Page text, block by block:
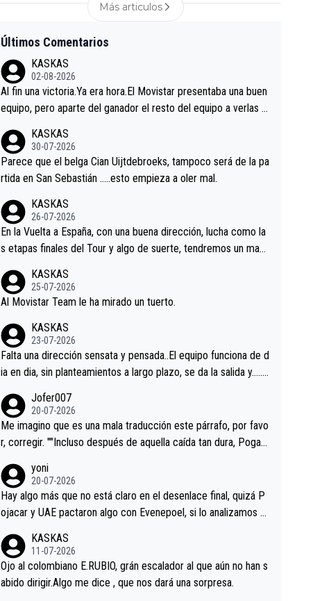
Más articulos
Últimos Comentarios
KASKAS
02-08-2026
Al fin una victoria.Ya era hora.El Movistar presentaba una buen
equipo, pero aparte del ganador el resto del equipo a verlas v
es.La única buena noticia es la mejoría de Enric Más en San S
ebastian.Si en la Vuelta a Burgos sigue la mejoría, podríamos t
ener alguna sorpresa en la Vuelta.Ojalá.
KASKAS
30-07-2026
Parece que el belga Cian Uijtdebroeks, tampoco será de la pa
rtida en San Sebastián …..esto empieza a oler mal.
KASKAS
26-07-2026
En la Vuelta a España, con una buena dirección, lucha como la
s etapas finales del Tour y algo de suerte, tendremos un magn
KASKAS
25-07-2026
Al Movistar Team le ha mirado un tuerto.
KASKAS
23-07-2026
Falta una dirección sensata y pensada..El equipo funciona de d
ia en dia, sin planteamientos a largo plazo, se da la salida y…..v
a, Minguez, Velez etc etc.Me da pena vivir estos momentos t
an tristes sin victorias.
Jofer007
20-07-2026
Me imagino que es una mala traducción este párrafo, por favo
r, corregir. ""Incluso después de aquella caída tan dura, Pogac
rd permaneció pegado a su rueda. Parecía increíble la forma
en la que era capaz de controlar el miedo", recordó."
yoni
20-07-2026
Hay algo más que no está claro en el desenlace final, quizá P
ojacar y UAE pactaron algo con Evenepoel, si lo analizamos P
casi sin pedalear, luego está el saludo con Evenepoel dándose
la mano de una manera muy fraternal, más allá de los típicos t
oques en el hombro con que saludaba a Vingegard. Ahí hubo u
KASKAS
11-07-2026
Ojo al colombiano E.RUBIO, grán escalador al que aún no han s
abido dirigir.Algo me dice , que nos dará una sorpresa.